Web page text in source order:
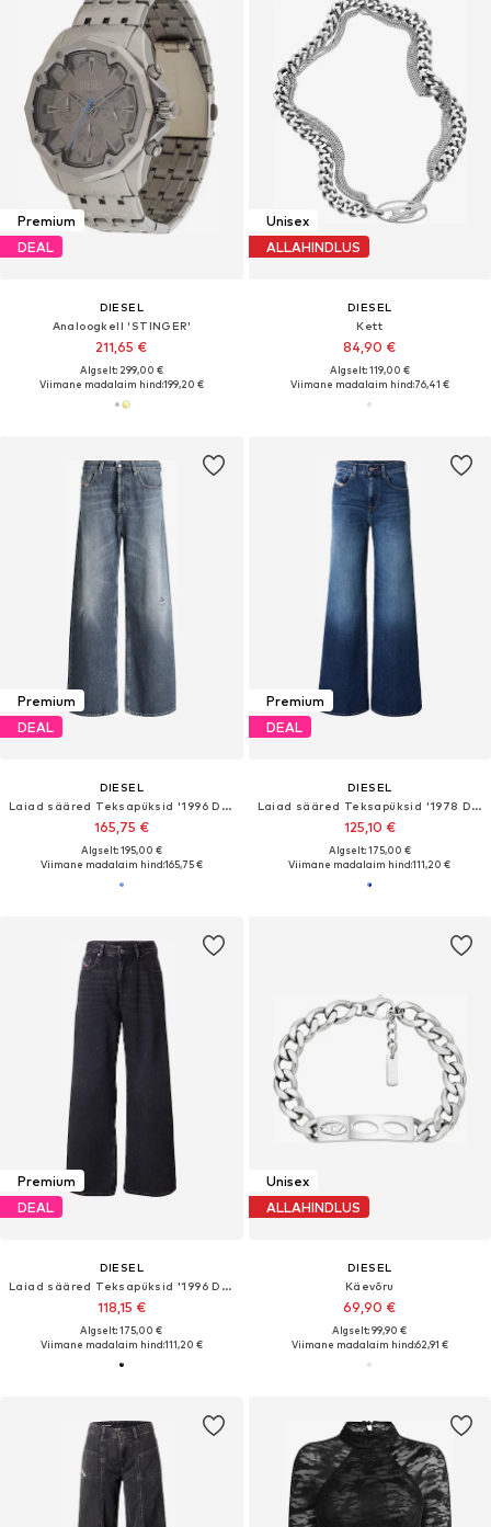
Premium
DEAL
DIESEL
Analoogkell 'STINGER'
211,65 €
Algselt: 299,00 €
Viimane madalaim hind:199,20 €
Unisex
ALLAHINDLUS
DIESEL
Kett
84,90 €
Algselt: 119,00 €
Viimane madalaim hind:76,41 €
Premium
DEAL
DIESEL
Laiad sääred Teksapüksid '1996 D-SIRE'
165,75 €
Algselt: 195,00 €
Viimane madalaim hind:165,75 €
Premium
DEAL
DIESEL
Laiad sääred Teksapüksid '1978 D-AKEMI'
125,10 €
Algselt: 175,00 €
Viimane madalaim hind:111,20 €
Premium
DEAL
DIESEL
Laiad sääred Teksapüksid '1996 D-SIRE'
118,15 €
Algselt: 175,00 €
Viimane madalaim hind:111,20 €
Unisex
ALLAHINDLUS
DIESEL
Käevõru
69,90 €
Algselt: 99,90 €
Viimane madalaim hind:62,91 €